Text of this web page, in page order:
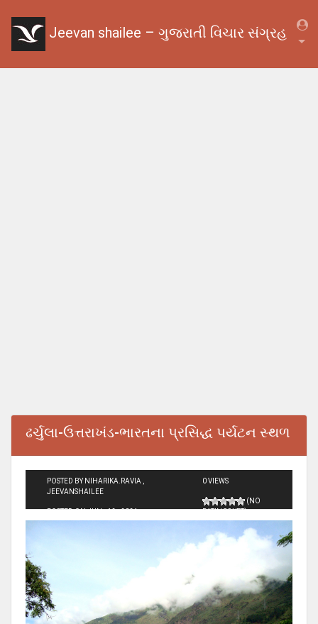
Jeevan shailee – ગુજરાતી વિચાર સંગ્રહ
ઢર્ચુલા-ઉત્તરાખંડ-ભારતના પ્રસિદ્ધ પર્યટન સ્થળ
POSTED BY NIHARIKA.RAVIA ,
JEEVANSHAILEE
POSTED ON JUN - 12 - 2024
0 VIEWS
(NO
RATINGS YET)